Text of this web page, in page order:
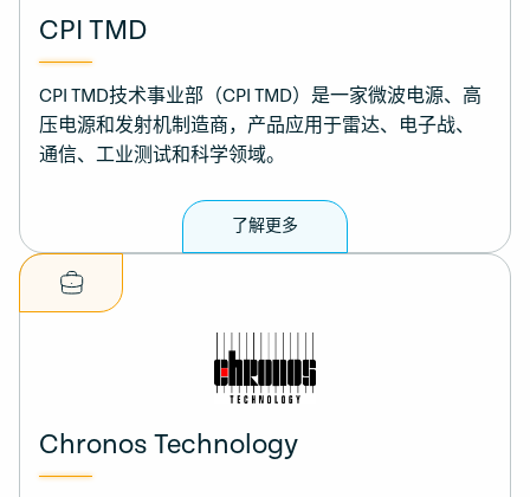
CPI TMD
CPI TMD技术事业部（CPI TMD）是一家微波电源、高
压电源和发射机制造商，产品应用于雷达、电子战、
通信、工业测试和科学领域。
了解更多
Chronos Technology